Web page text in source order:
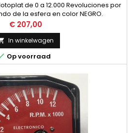
de 0 a 12.000 Revoluciones por
de la esfera en color NEGRO.
Induccion, no necesita instalacion.
NUEVO
Prijs
€ 207,00
In winkelwagen
Op voorraad